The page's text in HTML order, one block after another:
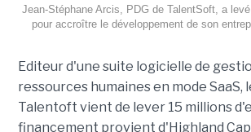
Jean-Stéphane Arcis, PDG de TalentSoft, a
pour accroître le développement de son
Editeur d'une suite logicielle de
ressources humaines en mode SaaS,
Talentoft vient de lever 15 millions
financement provient d'Highland